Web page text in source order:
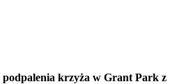
podpalenia krzyża w Grant Park z